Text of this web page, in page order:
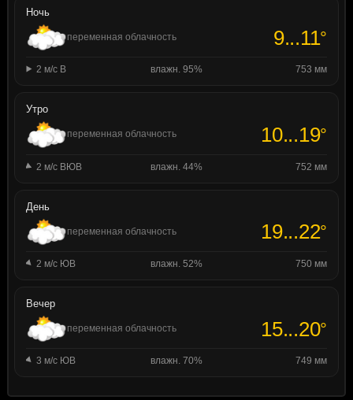
Ночь
переменная облачность 9...11°
2 м/с В влажн. 95% 753 мм
Утро
переменная облачность 10...19°
2 м/с ВЮВ влажн. 44% 752 мм
День
переменная облачность 19...22°
2 м/с ЮВ влажн. 52% 750 мм
Вечер
переменная облачность 15...20°
3 м/с ЮВ влажн. 70% 749 мм